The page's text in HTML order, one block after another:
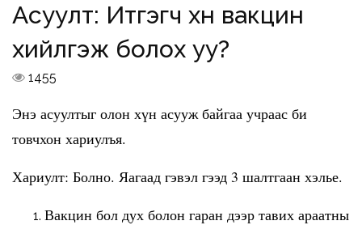
Асуулт: Итгэгч хүн вакцин
хийлгэж болох уу?
1455
Энэ асуултыг олон хүн асууж байгаа учраас би
товчхон хариулъя.
Хариулт: Болно. Яагаад гэвэл гээд 3 шалтгаан хэлье.
Вакцин бол дух болон гаран дээр тавих араатны